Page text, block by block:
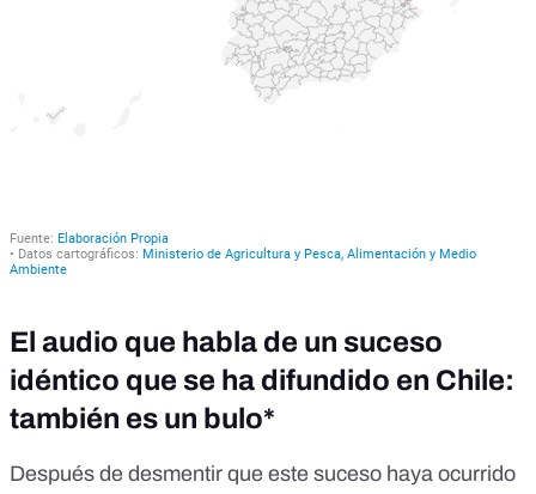
El audio que habla de un suceso
idéntico que se ha difundido en Chile:
también es un bulo*
Después de desmentir que este suceso haya ocurrido